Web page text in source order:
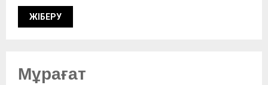
Мұрағат